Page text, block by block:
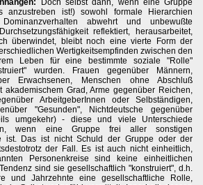
Doch selbst dann, wenn eine Gruppe
anzustreben ist!) sowohl formale Hierarchien
abwehrt und unbewußte
reflektiert, herausarbeitet,
überwindet, bleibt noch eine vierte Form der
Wertigkeitsempfinden zwischen den
Leben für eine bestimmte soziale "Rolle"
wurden. Frauen gegenüber Männern,
Erwachsenen, Menschen ohne Abschluß
akademischem Grad, Arme gegenüber Reichen,
ArbeitgeberInnen oder Selbständigen,
"Gesunden", Nichtdeutsche gegenüber
umgekehr) - diese und viele Unterschiede
wenn eine Gruppe frei aller sonstigen
ist. Das ist nicht Schuld der Gruppe oder der
der Fall. Es ist auch nicht einheitlich,
Personenkreise sind keine einheitlichen
sind sie gesellschaftlich "konstruiert", d.h.
und Jahrzehnte eine gesellschaftliche Rolle,